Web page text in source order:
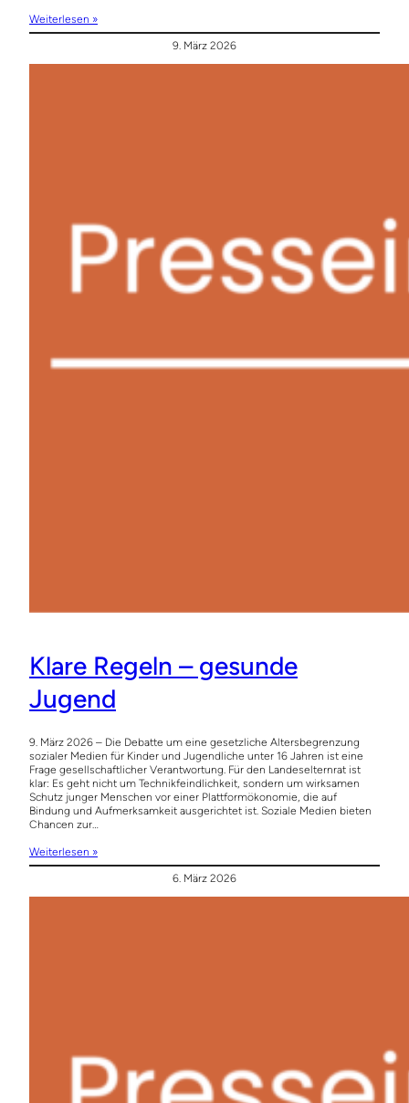
Weiterlesen »
9. März 2026
Klare Regeln – gesunde
Jugend
9. März 2026 – Die Debatte um eine gesetzliche Altersbegrenzung
sozialer Medien für Kinder und Jugendliche unter 16 Jahren ist eine
Frage gesellschaftlicher Verantwortung. Für den Landeselternrat ist
klar: Es geht nicht um Technikfeindlichkeit, sondern um wirksamen
Schutz junger Menschen vor einer Plattformökonomie, die auf
Bindung und Aufmerksamkeit ausgerichtet ist. Soziale Medien bieten
Chancen zur…
Weiterlesen »
6. März 2026